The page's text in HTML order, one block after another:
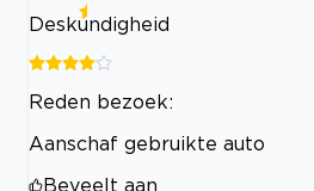
Deskundigheid
Reden bezoek:
Aanschaf gebruikte auto
Beveelt aan